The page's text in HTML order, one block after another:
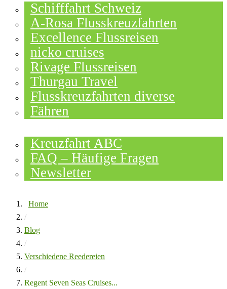
Schifffahrt Schweiz
A-Rosa Flusskreuzfahrten
Excellence Flussreisen
nicko cruises
Rivage Flussreisen
Thurgau Travel
Flusskreuzfahrten diverse
Fähren
Kreuzfahrt ABC
FAQ – Häufige Fragen
Newsletter
Home
/
Blog
/
Verschiedene Reedereien
/
Regent Seven Seas Cruises...